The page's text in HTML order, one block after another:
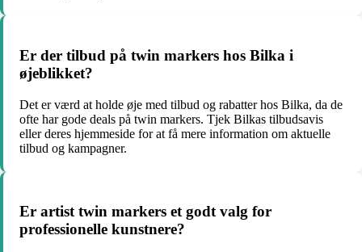
Er der tilbud på twin markers hos Bilka i
øjeblikket?
Det er værd at holde øje med tilbud og rabatter hos Bilka, da de
ofte har gode deals på twin markers. Tjek Bilkas tilbudsavis
eller deres hjemmeside for at få mere information om aktuelle
tilbud og kampagner.
Er artist twin markers et godt valg for
professionelle kunstnere?